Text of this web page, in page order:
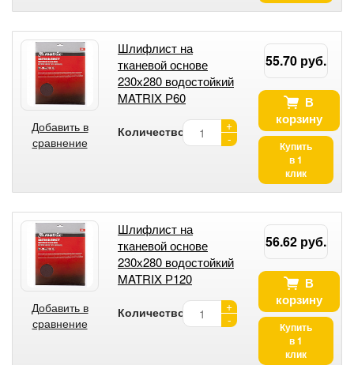
Добавить в
сравнение
Шлифлист на
тканевой основе
230х280 водостойкий
MATRIX Р60
Количество:
+
-
55.70 руб.
В
корзину
Купить
в 1
клик
Добавить в
сравнение
Шлифлист на
тканевой основе
230х280 водостойкий
MATRIX Р120
Количество:
+
-
56.62 руб.
В
корзину
Купить
в 1
клик